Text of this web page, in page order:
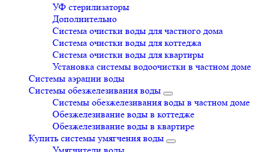
УФ стерилизаторы
Дополнительно
Система очистки воды для частного дома
Система очистки воды для коттеджа
Система очистки воды для квартиры
Установка системы водоочистки в частном доме
Системы аэрации воды
Системы обезжелезивания воды
Системы обезжелезивания воды в частном доме
Обезжелезивание воды в коттедже
Обезжелезивание воды в квартире
Купить системы умягчения воды
Умягчители воды